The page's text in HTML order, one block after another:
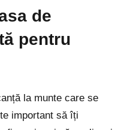
de
pentru
la munte care se
important să îți